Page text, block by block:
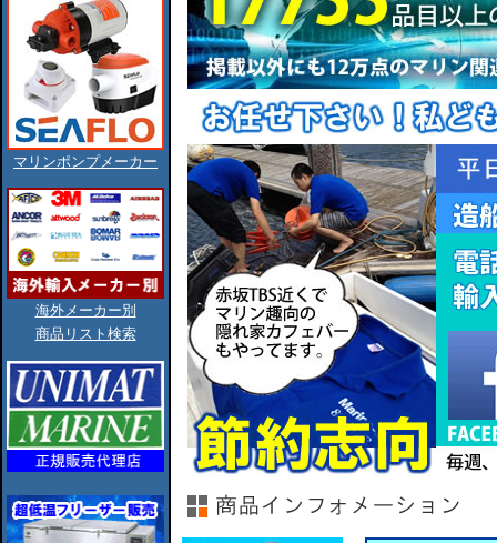
マリンポンプメーカー
海外メーカー別
商品リスト検索